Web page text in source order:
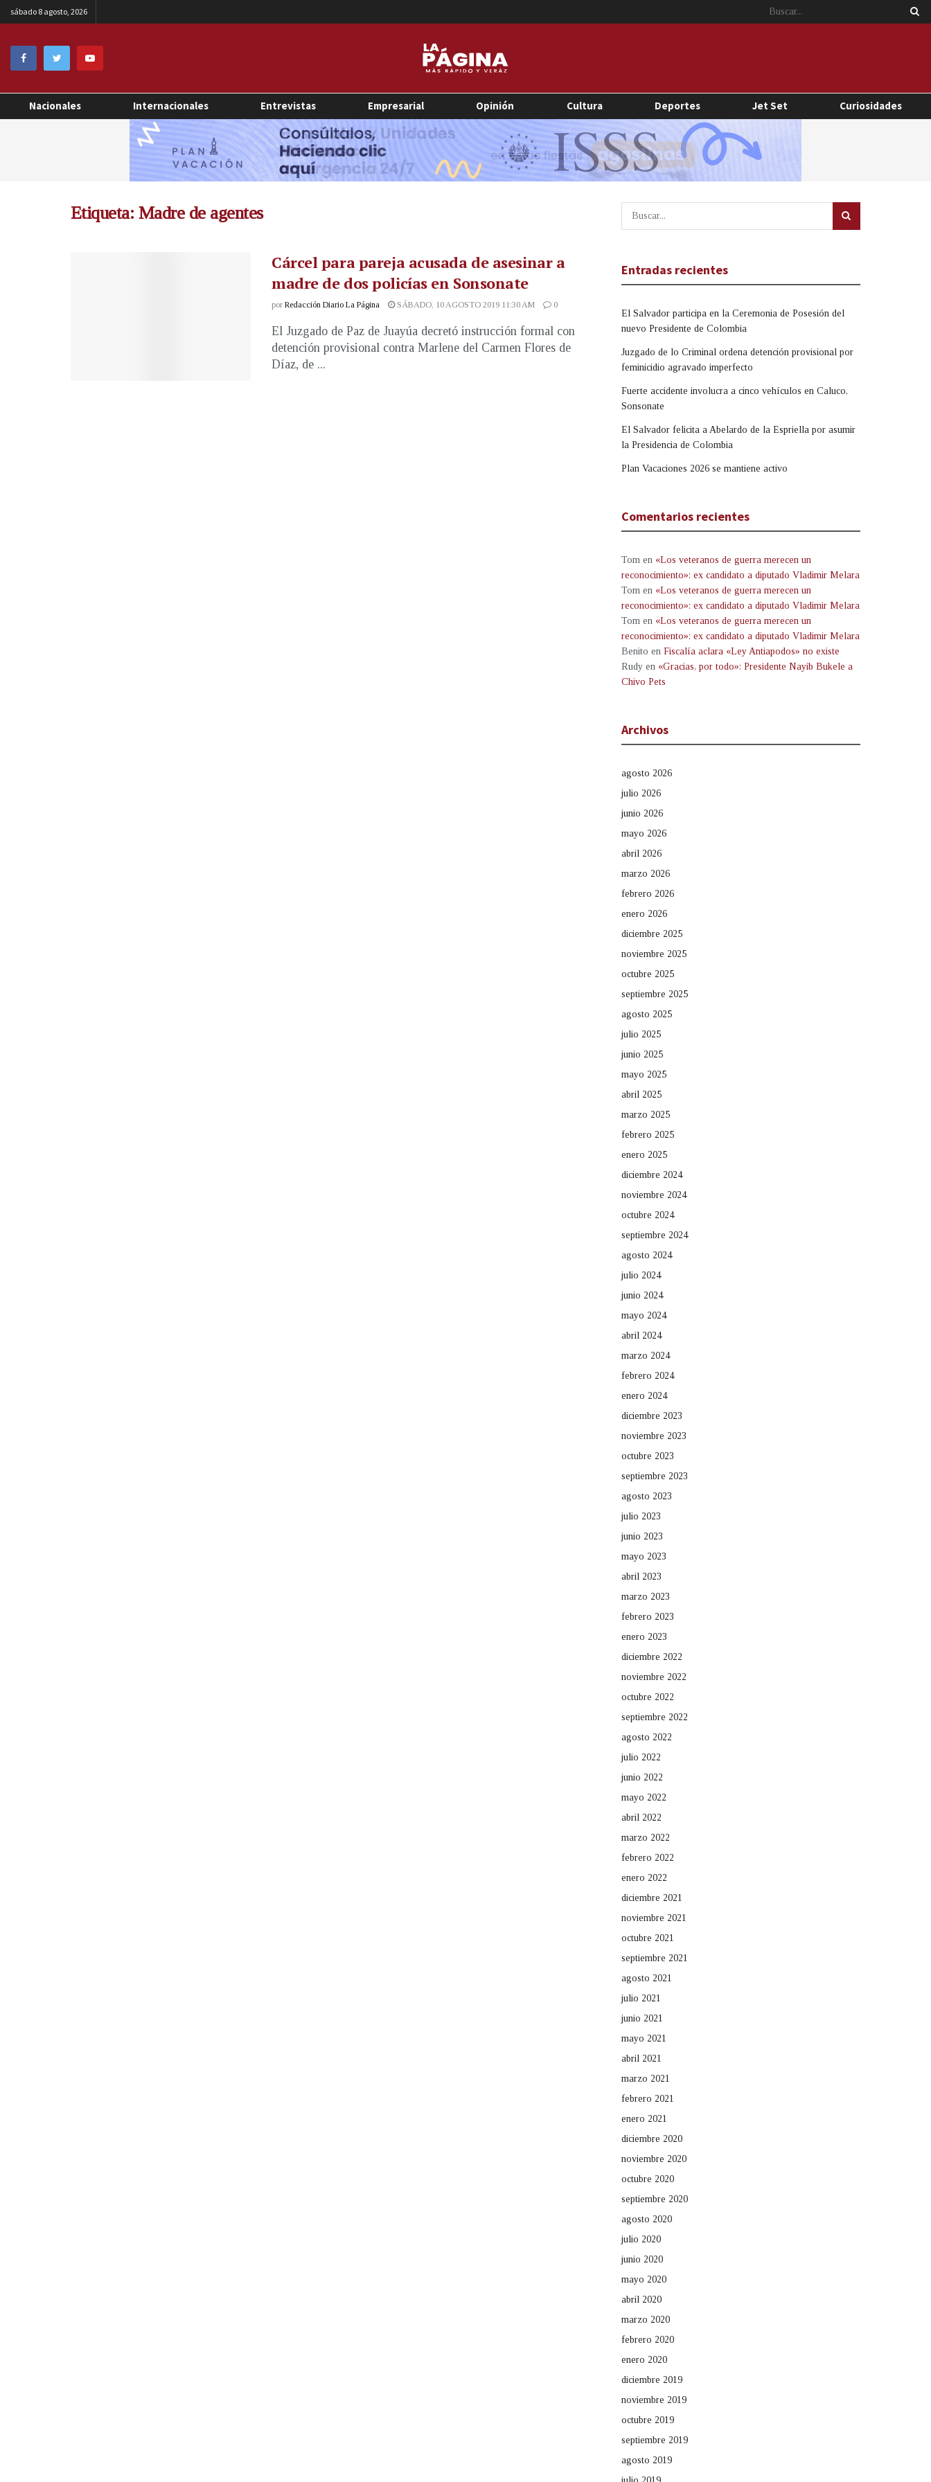
sábado 8 agosto, 2026
Nacionales Internacionales Entrevistas Empresarial Opinión Cultura Deportes Jet Set Curiosidades
Etiqueta: Madre de agentes
Cárcel para pareja acusada de asesinar a
madre de dos policías en Sonsonate
por Redacción Diario La Página SÁBADO, 10 AGOSTO 2019 11:30 AM 0
El Juzgado de Paz de Juayúa decretó instrucción formal con
detención provisional contra Marlene del Carmen Flores de
Díaz, de ...
Entradas recientes
El Salvador participa en la Ceremonia de Posesión del
nuevo Presidente de Colombia
Juzgado de lo Criminal ordena detención provisional por
feminicidio agravado imperfecto
Fuerte accidente involucra a cinco vehículos en Caluco,
Sonsonate
El Salvador felicita a Abelardo de la Espriella por asumir
la Presidencia de Colombia
Plan Vacaciones 2026 se mantiene activo
Comentarios recientes
Tom en «Los veteranos de guerra merecen un
reconocimiento»: ex candidato a diputado Vladimir Melara
Tom en «Los veteranos de guerra merecen un
reconocimiento»: ex candidato a diputado Vladimir Melara
Tom en «Los veteranos de guerra merecen un
reconocimiento»: ex candidato a diputado Vladimir Melara
Benito en Fiscalía aclara «Ley Antiapodos» no existe
Rudy en «Gracias, por todo»: Presidente Nayib Bukele a
Chivo Pets
Archivos
agosto 2026
julio 2026
junio 2026
mayo 2026
abril 2026
marzo 2026
febrero 2026
enero 2026
diciembre 2025
noviembre 2025
octubre 2025
septiembre 2025
agosto 2025
julio 2025
junio 2025
mayo 2025
abril 2025
marzo 2025
febrero 2025
enero 2025
diciembre 2024
noviembre 2024
octubre 2024
septiembre 2024
agosto 2024
julio 2024
junio 2024
mayo 2024
abril 2024
marzo 2024
febrero 2024
enero 2024
diciembre 2023
noviembre 2023
octubre 2023
septiembre 2023
agosto 2023
julio 2023
junio 2023
mayo 2023
abril 2023
marzo 2023
febrero 2023
enero 2023
diciembre 2022
noviembre 2022
octubre 2022
septiembre 2022
agosto 2022
julio 2022
junio 2022
mayo 2022
abril 2022
marzo 2022
febrero 2022
enero 2022
diciembre 2021
noviembre 2021
octubre 2021
septiembre 2021
agosto 2021
julio 2021
junio 2021
mayo 2021
abril 2021
marzo 2021
febrero 2021
enero 2021
diciembre 2020
noviembre 2020
octubre 2020
septiembre 2020
agosto 2020
julio 2020
junio 2020
mayo 2020
abril 2020
marzo 2020
febrero 2020
enero 2020
diciembre 2019
noviembre 2019
octubre 2019
septiembre 2019
agosto 2019